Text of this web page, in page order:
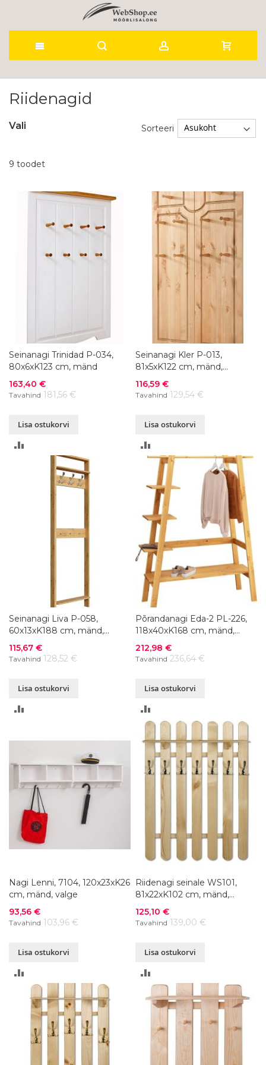
to
Riidenagid
9 toodet
Sorteeri
Seinanagi Trinidad P-034,
80x6xK123 cm, mänd
Soodushind
163,40 €
Tavahind 181,56 €
Lisa ostukorvi
VÕRDLUSESSE
Seinanagi Kler P-013,
81x5xK122 cm, mänd,
värvivalik
Soodushind
116,59 €
Tavahind 129,54 €
Lisa ostukorvi
VÕRDLUSESSE
Seinanagi Liva P-058,
60x13xK188 cm, mänd,
värvivalik
Soodushind
115,67 €
Tavahind 128,52 €
Lisa ostukorvi
Põrandanagi Eda-2 PL-226,
118x40xK168 cm, mänd,
värvivalik
Soodushind
212,98 €
Tavahind 236,64 €
Lisa ostukorvi
VÕRDLUSESSE
Nagi Lenni, 7104, 120x23xK26
cm, mänd, valge
Soodushind
93,56 €
Tavahind 103,96 €
Lisa ostukorvi
VÕRDLUSESSE
Riidenagi seinale WS101,
81x22xK102 cm, mänd,
värvivalik
Soodushind
125,10 €
Tavahind 139,00 €
Lisa ostukorvi
VÕRDLUSESSE
Vali